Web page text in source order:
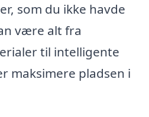
som du ikke havde
være alt fra
til intelligente
maksimere pladsen i